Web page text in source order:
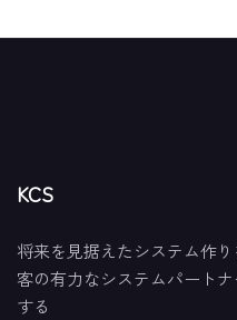
KCS
将来を見据えたシステム作
客の有力なシステムパート
する